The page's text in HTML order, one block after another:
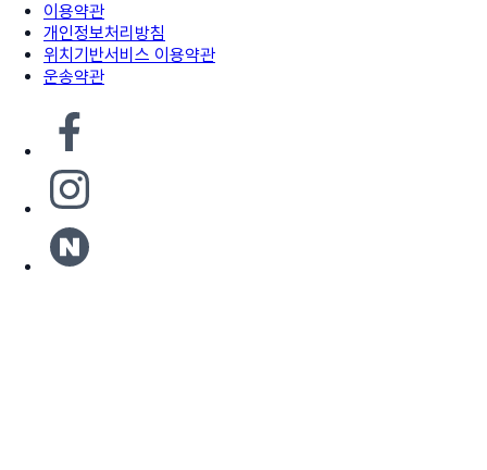
이용약관
개인정보처리방침
위치기반서비스 이용약관
운송약관